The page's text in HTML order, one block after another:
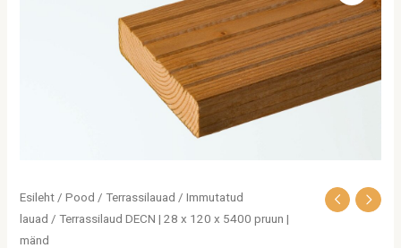
Esileht /Pood /Terrassilauad /Immutatud
lauad / Terrassilaud DECN | 28 x 120 x 5400 pruun |
mänd
mänd
kogus